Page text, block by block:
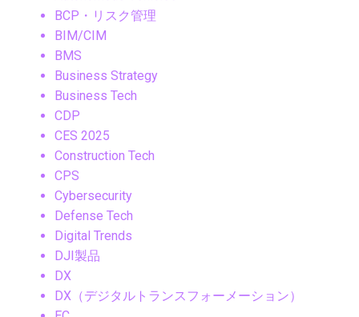
BCP・リスク管理
BIM/CIM
BMS
Business Strategy
Business Tech
CDP
CES 2025
Construction Tech
CPS
Cybersecurity
Defense Tech
Digital Trends
DJI製品
DX
DX（デジタルトランスフォーメーション）